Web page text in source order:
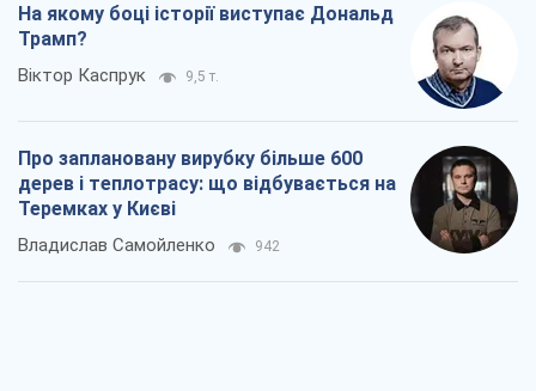
На якому боці історії виступає Дональд
Трамп?
Віктор Каспрук 9,5 т.
Про заплановану вирубку більше 600
дерев і теплотрасу: що відбувається на
Теремках у Києві
Владислав Самойленко 942